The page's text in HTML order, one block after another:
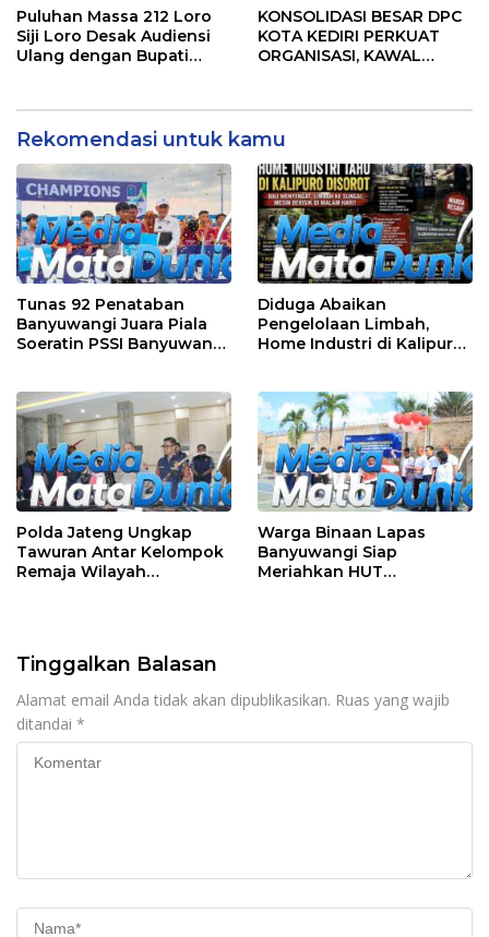
dan Keselamatan
Masyarakat
Puluhan Massa 212 Loro
Siji Loro Desak Audiensi
Ulang dengan Bupati
Pasir
KONSOLIDASI BESAR DPC
KOTA KEDIRI PERKUAT
ORGANISASI, KAWAL
ASPIRASI MASYARAKAT
Rekomendasi untuk kamu
Tunas 92 Penataban
Banyuwangi Juara Piala
Soeratin PSSI Banyuwangi
Diduga Abaikan
Pengelolaan Limbah,
Home Industri di Kalipuro
Mesin di Malam Hari
Polda Jateng Ungkap
Tawuran Antar Kelompok
Remaja Wilayah
Warga Binaan Lapas
Banyuwangi Siap
Meriahkan HUT
Tinggalkan Balasan
Alamat email Anda tidak akan dipublikasikan. Ruas yang wajib
ditandai *